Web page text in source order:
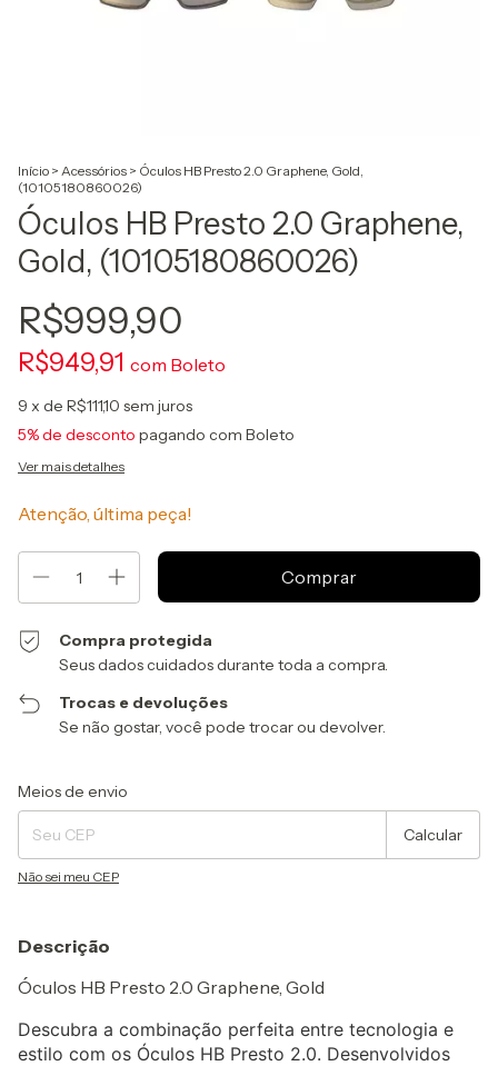
Início > Acessórios > Óculos HB Presto 2.0 Graphene, Gold,
(10105180860026)
Óculos HB Presto 2.0 Graphene,
Gold, (10105180860026)
R$999,90
R$949,91 com Boleto
9 x de R$111,10 sem juros
5% de desconto pagando com Boleto
Ver mais detalhes
Atenção, última peça!
Compra protegida
Seus dados cuidados durante toda a compra.
Trocas e devoluções
Se não gostar, você pode trocar ou devolver.
Entregas para o CEP:
Meios de envio
Calcular
Não sei meu CEP
Descrição
Óculos HB Presto 2.0 Graphene, Gold
Descubra a combinação perfeita entre tecnologia e
estilo com os Óculos HB Presto 2.0. Desenvolvidos